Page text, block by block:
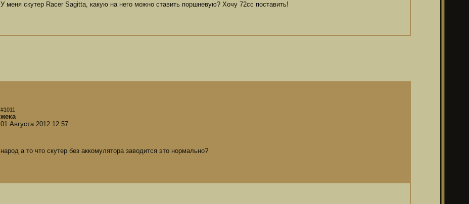
У меня cкутер Racer Sagitta, какую на него можно ставить поршневую? Хочу 72сс поставить!
#1011
жека
01 Августа 2012 12:57
народ а то что скутер без аккомулятора заводится это нормально?